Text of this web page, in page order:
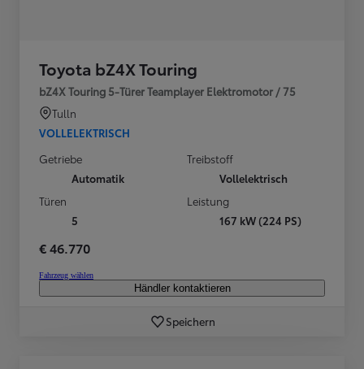
Toyota bZ4X Touring
bZ4X Touring 5-Türer Teamplayer Elektromotor / 75
Tulln
VOLLELEKTRISCH
Getriebe
Automatik
Treibstoff
Vollelektrisch
Türen
5
Leistung
167 kW (224 PS)
€ 46.770
Fahrzeug wählen
Händler kontaktieren
Speichern